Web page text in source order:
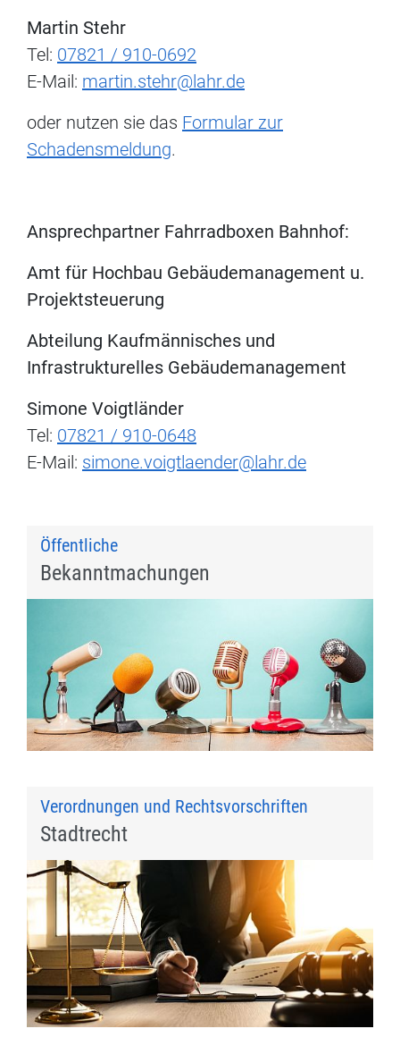
Martin Stehr
Tel: 07821 / 910-0692
E-Mail: martin.stehr@lahr.de
oder nutzen sie das Formular zur
Schadensmeldung.
Ansprechpartner Fahrradboxen Bahnhof:
Amt für Hochbau Gebäudemanagement u.
Projektsteuerung
Abteilung Kaufmännisches und
Infrastrukturelles Gebäudemanagement
Simone Voigtländer
Tel: 07821 / 910-0648
E-Mail: simone.voigtlaender@lahr.de
Öffentliche
Bekanntmachungen
Verordnungen und Rechtsvorschriften
Stadtrecht